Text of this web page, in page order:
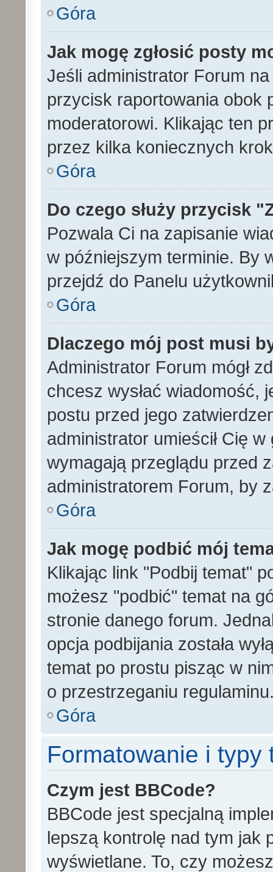
Góra
Jak mogę zgłosić posty
Jeśli administrator Forum
przycisk raportowania obok
moderatorowi. Klikając ten
przez kilka koniecznych
Góra
Do czego służy przycisk
Pozwala Ci na zapisanie
w późniejszym terminie. By
przejdź do Panelu
Góra
Dlaczego mój post musi
Administrator Forum mógł
chcesz wysłać wiadomość,
postu przed jego
administrator umieścił Cię
wymagają przeglądu przed
administratorem Forum, by
Góra
Jak mogę podbić mój
Klikając link "Podbij temat"
możesz "podbić" temat na
stronie danego forum.
opcja podbijania została
temat po prostu pisząc w
o przestrzeganiu
Góra
Formatowanie i typy
Czym jest BBCode?
BBCode jest specjalną
lepszą kontrolę nad tym jak
wyświetlane. To, czy